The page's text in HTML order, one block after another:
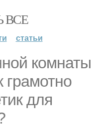
ВСЕ
статьи
комнаты
грамотно
для